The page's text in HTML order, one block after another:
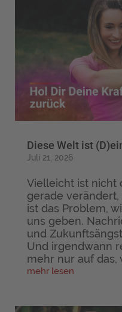
Diese Welt ist
Juli 21, 2026
Vielleicht ist nicht
gerade
ist das Problem,
uns geben.
und
Und irgendwann
mehr nur auf das,
mehr lesen